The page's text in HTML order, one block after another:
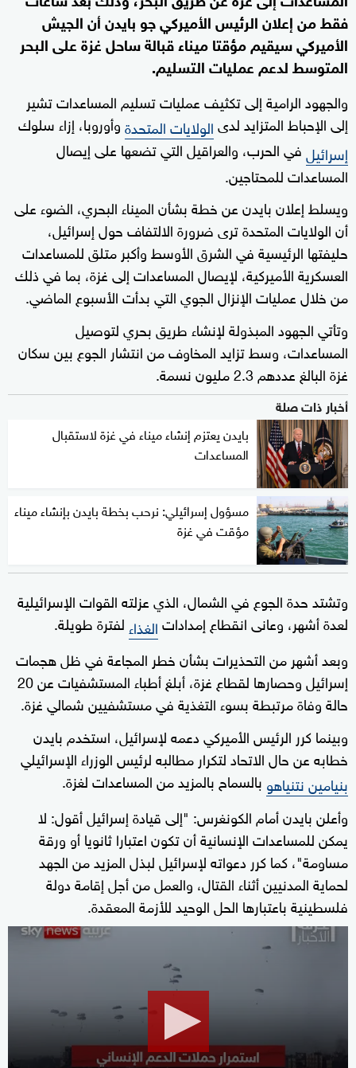
فقط من إعلان الرئيس الأميركي جو بايدن أن الجيش
الأميركي سيقيم مؤقتا ميناء قبالة ساحل غزة على البحر
المتوسط لدعم عمليات التسليم.
والجهود الرامية إلى تكثيف عمليات تسليم المساعدات تشير
إلى الإحباط المتزايد لدىالولايات المتحدةوأوروبا، إزاء سلوك
إسرائيلفي الحرب، والعراقيل التي تضعها على إيصال
المساعدات للمحتاجين.
ويسلط إعلان بايدن عن خطة بشأن الميناء البحري، الضوء على
أن الولايات المتحدة ترى ضرورة الالتفاف حول إسرائيل،
حليفتها الرئيسية في الشرق الأوسط وأكبر متلق للمساعدات
العسكرية الأميركية، لإيصال المساعدات إلى غزة، بما في ذلك
من خلال عمليات الإنزال الجوي التي بدأت الأسبوع الماضي.
وتأتي الجهود المبذولة لإنشاء طريق بحري لتوصيل
المساعدات، وسط تزايد المخاوف من انتشار الجوع بين سكان
غزة البالغ عددهم 2.3 مليون نسمة.
أخبار ذات صلة
بايدن يعتزم إنشاء ميناء في غزة لاستقبال
المساعدات
مسؤول إسرائيلي: نرحب بخطة بايدن بإنشاء ميناء
مؤقت في غزة
وتشتد حدة الجوع في الشمال، الذي عزلته القوات الإسرائيلية
لعدة أشهر، وعانى انقطاع إمداداتالغذاء لفترة طويلة.
وبعد أشهر من التحذيرات بشأن خطر المجاعة في ظل هجمات
إسرائيل وحصارها لقطاع غزة، أبلغ أطباء المستشفيات عن 20
حالة وفاة مرتبطة بسوء التغذية في مستشفيين شمالي غزة.
وبينما كرر الرئيس الأميركي دعمه لإسرائيل، استخدم بايدن
خطابه عن حال الاتحاد لتكرار مطالبه لرئيس الوزراء الإسرائيلي
بنيامين نتنياهو بالسماح بالمزيد من المساعدات لغزة.
وأعلن بايدن أمام الكونغرس: "إلى قيادة إسرائيل أقول: لا
يمكن للمساعدات الإنسانية أن تكون اعتبارا ثانويا أو ورقة
مساومة"، كما كرر دعواته لإسرائيل لبذل المزيد من الجهد
لحماية المدنيين أثناء القتال، والعمل من أجل إقامة دولة
فلسطينية باعتبارها الحل الوحيد للأزمة المعقدة.
minutes,
seconds